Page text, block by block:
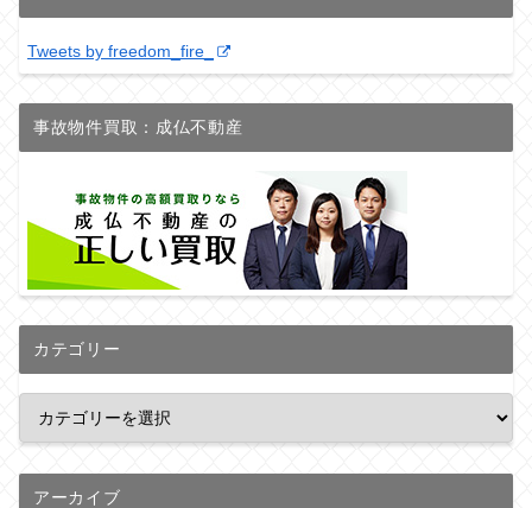
Tweets by freedom_fire_
事故物件買取：成仏不動産
カテゴリー
アーカイブ